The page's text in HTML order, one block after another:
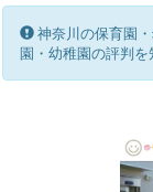
神奈川の保育園
園・幼稚園の評判を